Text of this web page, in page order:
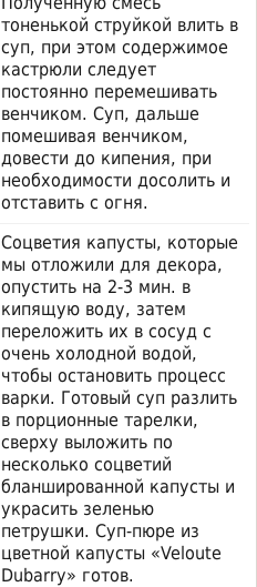
тоненькой струйкой влить в
суп, при этом содержимое
кастрюли следует
постоянно перемешивать
венчиком. Суп, дальше
помешивая венчиком,
довести до кипения, при
необходимости досолить и
отставить с огня.
Соцветия капусты, которые
мы отложили для декора,
опустить на 2-3 мин. в
кипящую воду, затем
переложить их в сосуд с
очень холодной водой,
чтобы остановить процесс
варки. Готовый суп разлить
в порционные тарелки,
сверху выложить по
несколько соцветий
бланшированной капусты и
украсить зеленью
петрушки. Суп-пюре из
цветной капусты «Veloute
Dubarry» готов.